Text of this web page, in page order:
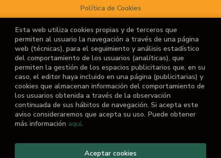
Política de Cookies
ATENCIÓN AL CLIENTE
Quiénes somos
Noticias
¿No encuentras el libro que buscas?
El Retiro de las Letras. Todos los Derechos
Esta web utiliza cookies propias y de terceros que
permiten al usuario la navegación a través de una página
web (técnicas), para el seguimiento y análisis estadístico
del comportamiento de los usuarios (analíticas), que
permiten la gestión de los espacios publicitarios que, en su
caso, el editor haya incluido en una página (publicitarias) y
cookies que almacenan información del comportamiento de
los usuarios obtenida a través de la observación
continuada de sus hábitos de navegación. Si acepta este
aviso consideraremos que acepta su uso. Puede obtener
más información aquí.
Aceptar cookies